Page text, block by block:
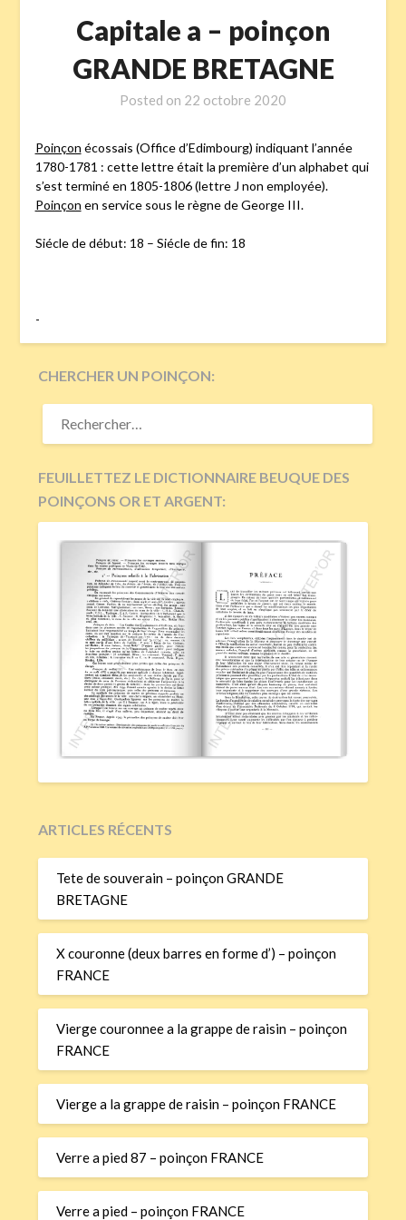
Capitale a – poinçon
GRANDE BRETAGNE
Posted on 22 octobre 2020
Poinçon écossais (Office d’Edimbourg) indiquant l’année
1780-1781 : cette lettre était la première d’un alphabet qui
s’est terminé en 1805-1806 (lettre J non employée).
Poinçon en service sous le règne de George III.
Siécle de début: 18 – Siécle de fin: 18
-
CHERCHER UN POINÇON:
RECHERCHER :
FEUILLETTEZ LE DICTIONNAIRE BEUQUE DES
POINÇONS OR ET ARGENT:
ARTICLES RÉCENTS
Tete de souverain – poinçon GRANDE
BRETAGNE
X couronne (deux barres en forme d’) – poinçon
FRANCE
Vierge couronnee a la grappe de raisin – poinçon
FRANCE
Vierge a la grappe de raisin – poinçon FRANCE
Verre a pied 87 – poinçon FRANCE
Verre a pied – poinçon FRANCE